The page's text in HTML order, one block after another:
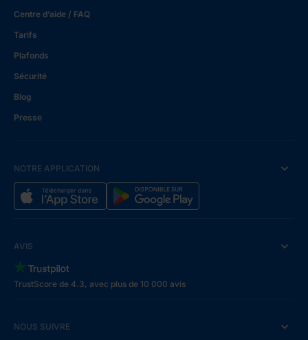
Centre d’aide / FAQ
Tarifs
Plafonds
Sécurité
Blog
Presse
NOTRE APPLICATION
AVIS
TrustScore de 4.3, avec plus de 10 000 avis
NOUS SUIVRE